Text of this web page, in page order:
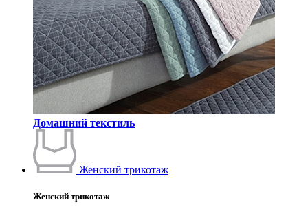
Домашний текстиль
Женский трикотаж
Женский трикотаж